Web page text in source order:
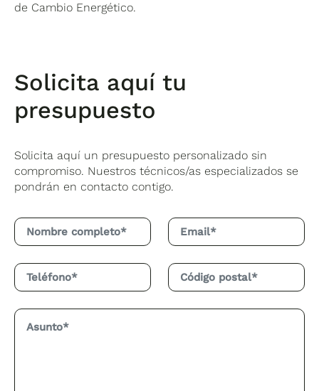
de Cambio Energético.
Solicita aquí tu
presupuesto
Solicita aquí un presupuesto personalizado sin
compromiso. Nuestros técnicos/as especializados se
pondrán en contacto contigo.